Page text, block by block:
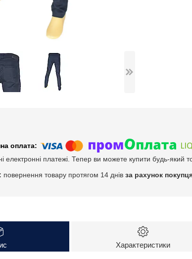
електронні платежі. Тепер ви можете купити будь-який
повернення товару протягом 14 днів за рахунок
Характеристики